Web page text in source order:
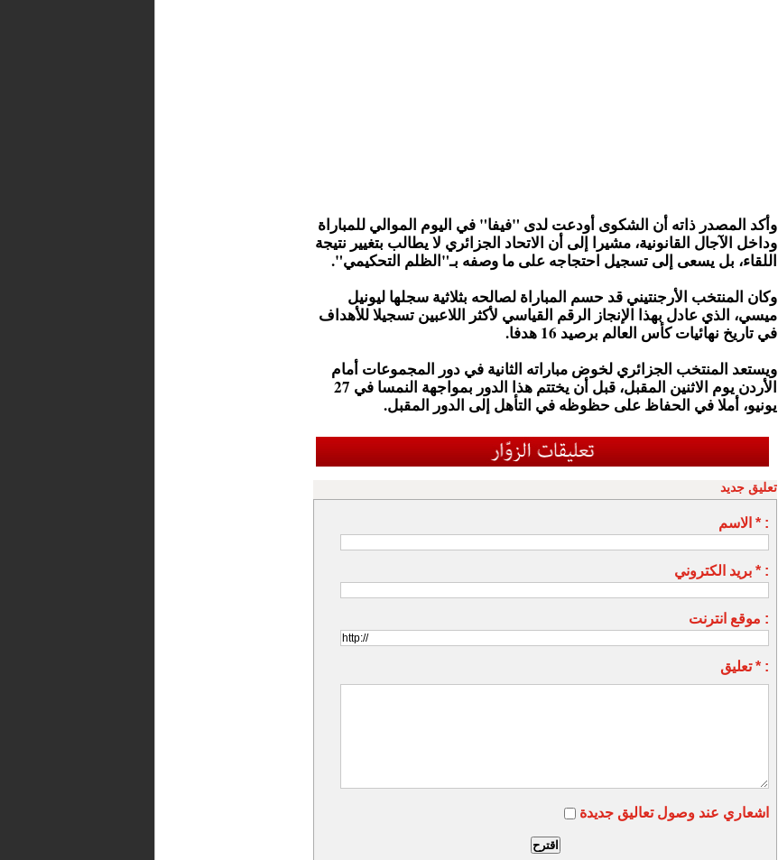
وأكد المصدر ذاته أن الشكوى أودعت لدى "فيفا" في اليوم الموالي للمباراة
وداخل الآجال القانونية، مشيرا إلى أن الاتحاد الجزائري لا يطالب بتغيير نتيجة
اللقاء، بل يسعى إلى تسجيل احتجاجه على ما وصفه بـ"الظلم التحكيمي".
وكان المنتخب الأرجنتيني قد حسم المباراة لصالحه بثلاثية سجلها ليونيل
ميسي، الذي عادل بهذا الإنجاز الرقم القياسي لأكثر اللاعبين تسجيلا للأهداف
في تاريخ نهائيات كأس العالم برصيد 16 هدفا.
ويستعد المنتخب الجزائري لخوض مباراته الثانية في دور المجموعات أمام
الأردن يوم الاثنين المقبل، قبل أن يختتم هذا الدور بمواجهة النمسا في 27
يونيو، أملا في الحفاظ على حظوظه في التأهل إلى الدور المقبل.
تعليق جديد
الاسم * :
بريد الكتروني * :
موقع انترنت :
تعليق * :
اشعاري عند وصول تعاليق جديدة